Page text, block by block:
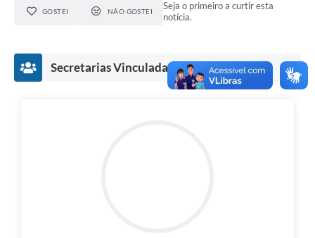
GOSTEI NÃO GOSTEI
Seja o primeiro a curtir esta
notícia.
Secretarias Vinculadas